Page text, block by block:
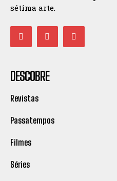
sétima arte.
DESCOBRE
Revistas
Passatempos
Filmes
Séries